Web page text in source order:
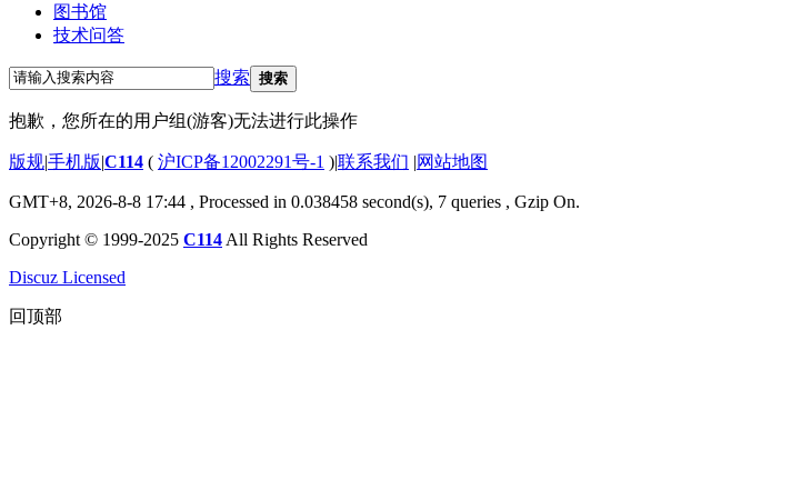
图书馆
技术问答
搜索 搜索
抱歉，您所在的用户组(游客)无法进行此操作
版规|手机版|C114 ( 沪ICP备12002291号-1 )|联系我们 |网站地图
GMT+8, 2026-8-8 17:44 , Processed in 0.038458 second(s), 7 queries , Gzip On.
Copyright © 1999-2025 C114 All Rights Reserved
Discuz Licensed
回顶部